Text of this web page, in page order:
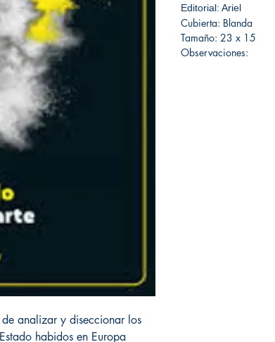
analizar y diseccionar los
habidos en Europa
Editorial: Ariel
Cubierta: Blanda
Tamaño: 23 x 15
Observaciones: